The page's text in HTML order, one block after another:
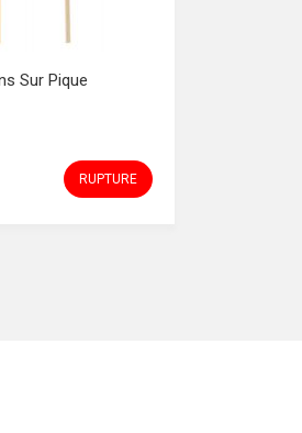
Sur Pique
RUPTURE